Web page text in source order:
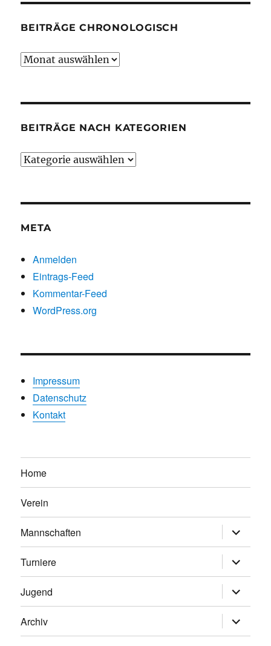
BEITRÄGE CHRONOLOGISCH
Beiträge
BEITRÄGE NACH KATEGORIEN
Beiträge
META
Anmelden
Eintrags-Feed
Kommentar-Feed
WordPress.org
Impressum
Datenschutz
Kontakt
Home
Verein
Mannschaften
anzeigen
Turniere
anzeigen
Jugend
anzeigen
Archiv
anzeigen